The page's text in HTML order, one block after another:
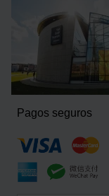
Pagos seguros